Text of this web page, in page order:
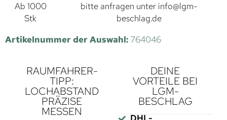
Ab 1000
Stk
bitte anfragen unter info@lgm-
beschlag.de
Artikelnummer der Auswahl: 764046
RAUMFAHRER-
TIPP:
LOCHABSTAND
PRÄZISE
MESSEN
DEINE
VORTEILE BEI
LGM-
BESCHLAG